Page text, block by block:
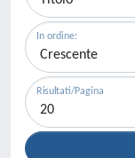
In ordine:
Risultati/Pagina